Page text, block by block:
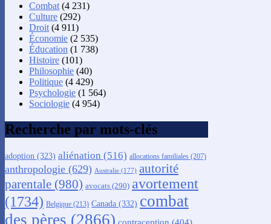
Combat (4 231)
Culture (292)
Droit (4 911)
Économie (2 535)
Éducation (1 738)
Histoire (101)
Philosophie (40)
Politique (4 429)
Psychologie (1 564)
Sociologie (4 954)
Recherche par mots-clés
adoption (323) aliénation (516) allocations familiales (207)
anthropologie (629) Australie (177) autorité
parentale (980) avocats (290) avortement
(1734) Belgique (213) Canada (332) combat
des pères (2866) contraception (404)